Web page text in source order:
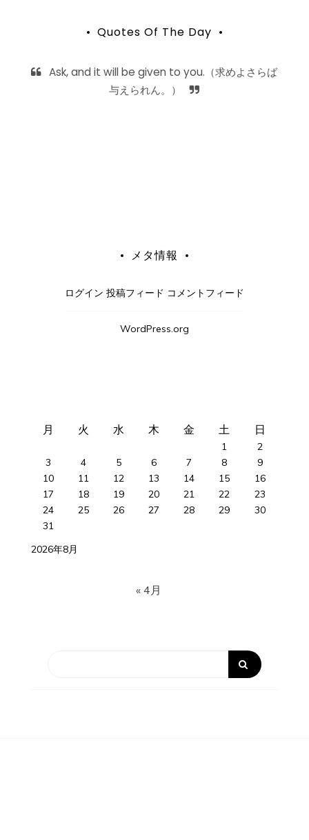
Quotes Of The Day
Ask, and it will be given to you.（求めよさらば
与えられん。）
メタ情報
ログイン 投稿フィード コメントフィード
WordPress.org
2026年8月
月 火 水 木 金 土 日
1
2
3
4 5 6 7 8
9
10
11 12 13 14 15
16
17
18 19 20 21 22
23
24
25 26 27 28 29
30
31
« 4月